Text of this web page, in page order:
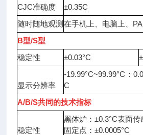
CJC准确度
±0.35C
随时随地观测 在手机上、电脑上、
B型/S型
稳定性
±0.03°C
显示分辨率
-19.99°C~99.99°C ：
C
A/B/S共同的技术指标
稳定性
黑体炉：±0.3°C表面传
固定点：±0.0005°C